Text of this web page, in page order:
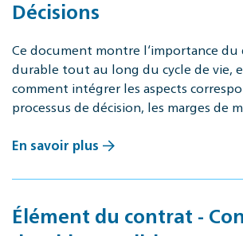
Décisions
Ce document montre l‘importance
durable tout au long du cycle de vie,
comment intégrer les aspects
processus de décision, les marges de
En savoir plus
Élément du contrat -